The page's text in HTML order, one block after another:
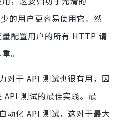
的用户更容易使用它。然
配置用户的所有 HTTP 请
。
对于 API 测试也很有用，因
API 测试的最佳实践。最
动化 API 测试，这对于最大